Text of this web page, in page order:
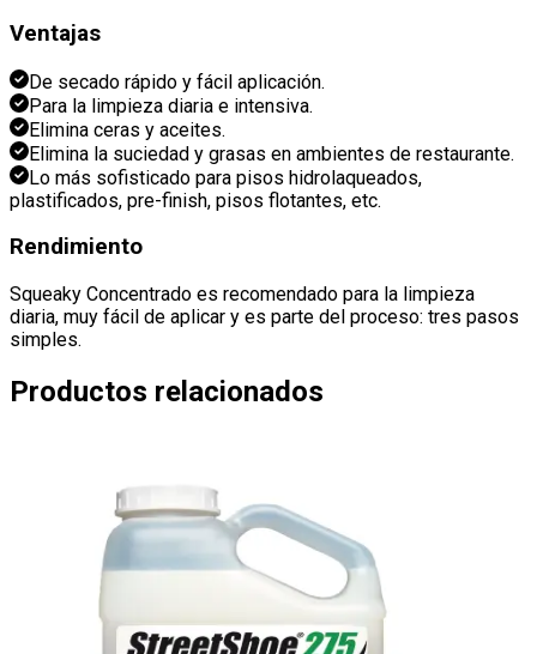
Ventajas
De secado rápido y fácil aplicación.
Para la limpieza diaria e intensiva.
Elimina ceras y aceites.
Elimina la suciedad y grasas en ambientes de restaurante.
Lo más sofisticado para pisos hidrolaqueados,
plastificados, pre-finish, pisos flotantes, etc.
Rendimiento
Squeaky Concentrado es recomendado para la limpieza
diaria, muy fácil de aplicar y es parte del proceso: tres pasos
simples.
Productos relacionados